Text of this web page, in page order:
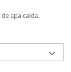
apa calda.